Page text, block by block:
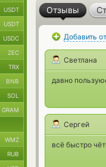
Отзывы
Добавить
Светлана
давно
Сергей
всё быстро
USDT
USDT
USDC
ZEC
TRX
BNB
SOL
GRAM
WMZ
RUB